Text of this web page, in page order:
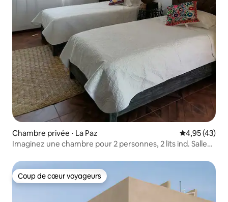
Chambre privée ⋅ La Paz Évaluation
4,95 (43)
Imaginez une chambre pour 2 personnes, 2 lits ind. Salle
Coup de cœur voyageurs
Coup de cœur voyageurs